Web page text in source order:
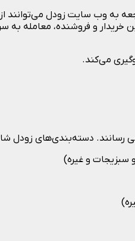
به وب سایت زودل می‌توانند
و فروشنده، معامله به
می‌کند.
رسانند. دسته‌بندی‌های زودل
سبزیجات و غیره)